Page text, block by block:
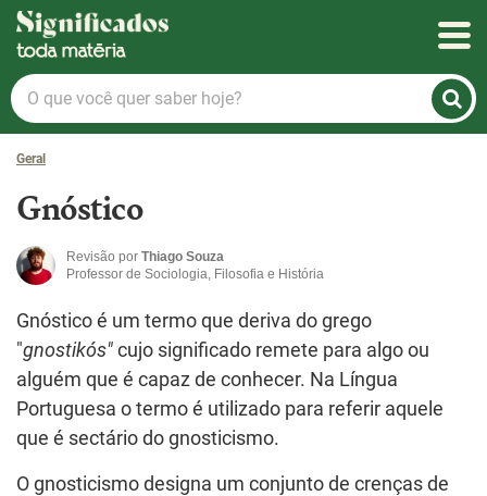
Significados
O
que
você
quer
hoje?
Geral
Gnóstico
Revisão por Thiago Souza
Professor de Sociologia, Filosofia e História
Gnóstico é um termo que deriva do grego
"gnostikós" cujo significado remete para algo ou
alguém que é capaz de conhecer. Na Língua
Portuguesa o termo é utilizado para referir aquele
que é sectário do gnosticismo.
O gnosticismo designa um conjunto de crenças de